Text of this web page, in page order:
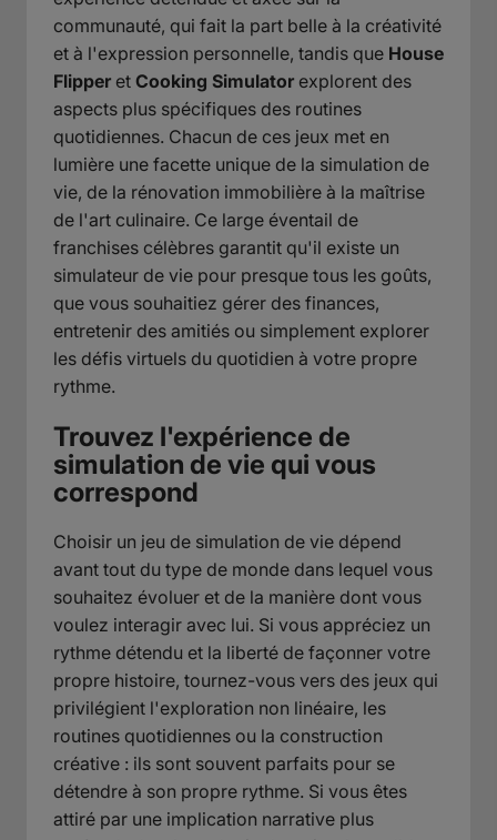
communauté, qui fait la part belle à la créativité
et à l'expression personnelle, tandis que House
Flipper et Cooking Simulator explorent des
aspects plus spécifiques des routines
quotidiennes. Chacun de ces jeux met en
lumière une facette unique de la simulation de
vie, de la rénovation immobilière à la maîtrise
de l'art culinaire. Ce large éventail de
franchises célèbres garantit qu'il existe un
simulateur de vie pour presque tous les goûts,
que vous souhaitiez gérer des finances,
entretenir des amitiés ou simplement explorer
les défis virtuels du quotidien à votre propre
rythme.
Trouvez l'expérience de
simulation de vie qui vous
correspond
Choisir un jeu de simulation de vie dépend
avant tout du type de monde dans lequel vous
souhaitez évoluer et de la manière dont vous
voulez interagir avec lui. Si vous appréciez un
rythme détendu et la liberté de façonner votre
propre histoire, tournez-vous vers des jeux qui
privilégient l'exploration non linéaire, les
routines quotidiennes ou la construction
créative : ils sont souvent parfaits pour se
détendre à son propre rythme. Si vous êtes
attiré par une implication narrative plus